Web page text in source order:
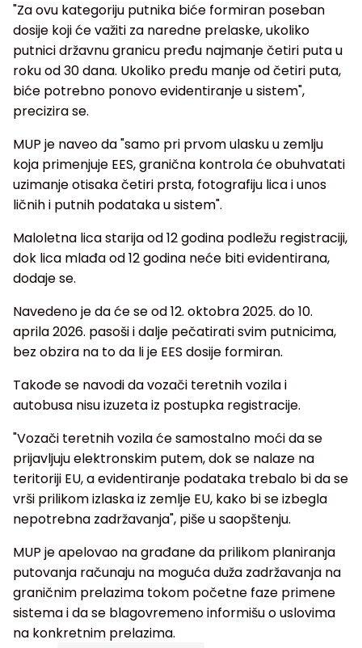
"Za ovu kategoriju putnika biće formiran poseban
dosije koji će važiti za naredne prelaske, ukoliko
putnici državnu granicu pređu najmanje četiri puta u
roku od 30 dana. Ukoliko pređu manje od četiri puta,
biće potrebno ponovo evidentiranje u sistem",
precizira se.
MUP je naveo da "samo pri prvom ulasku u zemlju
koja primenjuje EES, granična kontrola će obuhvatati
uzimanje otisaka četiri prsta, fotografiju lica i unos
ličnih i putnih podataka u sistem".
Maloletna lica starija od 12 godina podležu registraciji,
dok lica mlađa od 12 godina neće biti evidentirana,
dodaje se.
Navedeno je da će se od 12. oktobra 2025. do 10.
aprila 2026. pasoši i dalje pečatirati svim putnicima,
bez obzira na to da li je EES dosije formiran.
Takođe se navodi da vozači teretnih vozila i
autobusa nisu izuzeta iz postupka registracije.
"Vozači teretnih vozila će samostalno moći da se
prijavljuju elektronskim putem, dok se nalaze na
teritoriji EU, a evidentiranje podataka trebalo bi da se
vrši prilikom izlaska iz zemlje EU, kako bi se izbegla
nepotrebna zadržavanja", piše u saopštenju.
MUP je apelovao na građane da prilikom planiranja
putovanja računaju na moguća duža zadržavanja na
graničnim prelazima tokom početne faze primene
sistema i da se blagovremeno informišu o uslovima
na konkretnim prelazima.